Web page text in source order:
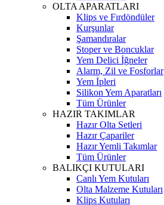
OLTA APARATLARI
Klips ve Fırdöndüler
Kurşunlar
Şamandıralar
Stoper ve Boncuklar
Yem Delici İğneler
Alarm, Zil ve Fosforlar
Yem İpleri
Silikon Yem Aparatları
Tüm Ürünler
HAZIR TAKIMLAR
Hazır Olta Setleri
Hazır Çapariler
Hazır Yemli Takımlar
Tüm Ürünler
BALIKÇI KUTULARI
Canlı Yem Kutuları
Olta Malzeme Kutuları
Klips Kutuları